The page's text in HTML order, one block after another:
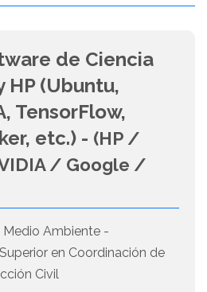
de Ciencia
HP (Ubuntu,
TensorFlow,
etc.) - (HP /
/ Google /
Medio Ambiente -
en Coordinación de
Civil